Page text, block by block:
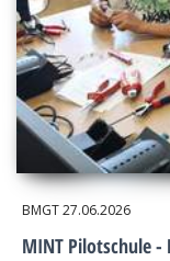
BMGT27.06.2026
MINT Pilotschule -